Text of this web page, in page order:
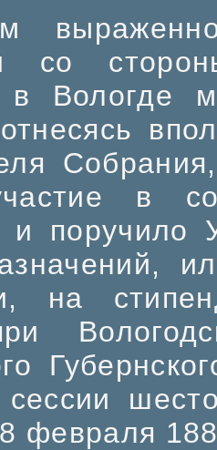
со
в Вологде
в
и поручило
на
февраля